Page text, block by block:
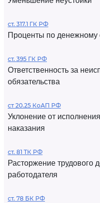
ст. 317.1 ГК РФ
Проценты по денежному
ст. 395 ГК РФ
Ответственность за
обязательства
ст 20.25 КоАП РФ
Уклонение от
наказания
ст. 81 ТК РФ
Расторжение трудового
работодателя
ст. 78 БК РФ